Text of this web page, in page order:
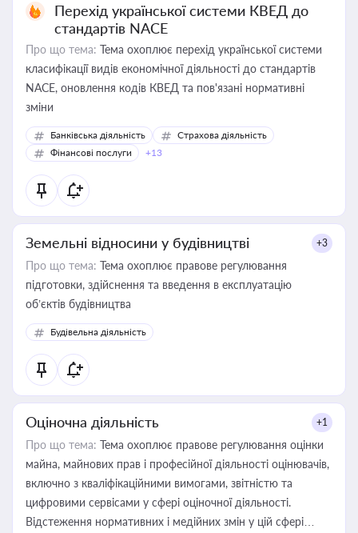
Перехід української системи КВЕД до
стандартів NACE
Про що тема: Тема охоплює перехід української системи
класифікації видів економічної діяльності до стандартів
NACE, оновлення кодів КВЕД та пов'язані нормативні
зміни
Банківська діяльність
Страхова діяльність
Фінансові послуги
+13
Земельні відносини у будівництві +3
Про що тема: Тема охоплює правове регулювання
підготовки, здійснення та введення в експлуатацію
об’єктів будівництва
Будівельна діяльність
Оціночна діяльність +1
Про що тема: Тема охоплює правове регулювання оцінки
майна, майнових прав і професійної діяльності оцінювачів,
включно з кваліфікаційними вимогами, звітністю та
цифровими сервісами у сфері оціночної діяльності.
Відстеження нормативних і медійних змін у цій сфері